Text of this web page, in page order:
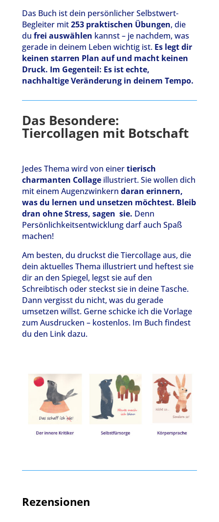
Das Buch ist dein persönlicher Selbstwert-
Begleiter mit253 praktischen Übungen, die
du frei auswählen kannst – je nachdem, was
gerade in deinem Leben wichtig ist.Es legt dir
keinen starren Plan auf und macht keinen
Druck. Im Gegenteil: Es ist echte,
nachhaltige Veränderung in deinem Tempo.
Das Besondere:
Tiercollagen mit Botschaft
Jedes Thema wird von einertierisch
charmanten Collageillustriert. Sie wollen dich
mit einem Augenzwinkern daran erinnern,
was du lernen und unsetzen möchtest. Bleib
dran ohne Stress, sagen sie. Denn
Persönlichkeitsentwicklung darf auch Spaß
machen!
Am besten, du druckst die Tiercollage aus, die
dein aktuelles Thema illustriert und heftest sie
dir an den Spiegel, legst sie auf den
Schreibtisch oder steckst sie in deine Tasche.
Dann vergisst du nicht, was du gerade
umsetzen willst. Gerne schicke ich die Vorlage
zum Ausdrucken – kostenlos. Im Buch findest
du den Link dazu.
Rezensionen